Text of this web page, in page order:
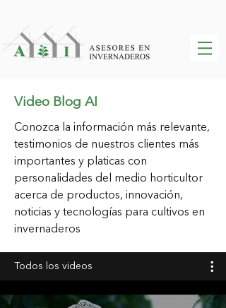
Video Blog AI
Conozca la información más relevante,
testimonios de nuestros clientes más
importantes y platicas con
personalidades del medio horticultor
acerca de productos, innovación,
noticias y tecnologías para cultivos en
invernaderos
Todos los videos